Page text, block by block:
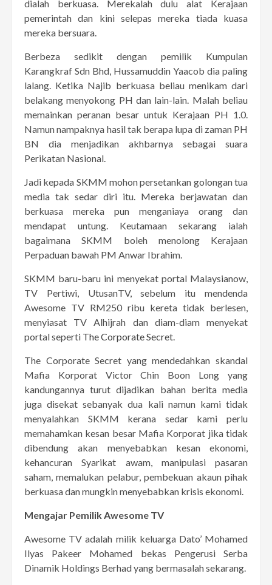
dialah berkuasa. Merekalah dulu alat Kerajaan
pemerintah dan kini selepas mereka tiada kuasa
mereka bersuara.
Berbeza sedikit dengan pemilik Kumpulan
Karangkraf Sdn Bhd, Hussamuddin Yaacob dia paling
lalang. Ketika Najib berkuasa beliau menikam dari
belakang menyokong PH dan lain-lain. Malah beliau
memainkan peranan besar untuk Kerajaan PH 1.0.
Namun nampaknya hasil tak berapa lupa di zaman PH
BN dia menjadikan akhbarnya sebagai suara
Perikatan Nasional.
Jadi kepada SKMM mohon persetankan golongan tua
media tak sedar diri itu. Mereka berjawatan dan
berkuasa mereka pun menganiaya orang dan
mendapat untung. Keutamaan sekarang ialah
bagaimana SKMM boleh menolong Kerajaan
Perpaduan bawah PM Anwar Ibrahim.
SKMM baru-baru ini menyekat portal Malaysianow,
TV Pertiwi, UtusanTV, sebelum itu mendenda
Awesome TV RM250 ribu kereta tidak berlesen,
menyiasat TV Alhijrah dan diam-diam menyekat
portal seperti The Corporate Secret
The Corporate Secret yang mendedahkan skandal
Mafia Korporat Victor Chin Boon Long yang
kandungannya turut dijadikan bahan berita media
juga disekat sebanyak dua kali namun kami tidak
menyalahkan SKMM kerana sedar kami perlu
memahamkan kesan besar Mafia Korporat jika tidak
dibendung akan menyebabkan kesan ekonomi,
kehancuran Syarikat awam, manipulasi pasaran
saham, memalukan pelabur, pembekuan akaun pihak
berkuasa dan mungkin menyebabkan krisis ekonomi.
Mengajar Pemilik Awesome TV
Awesome TV adalah milik keluarga Dato’ Mohamed
Ilyas Pakeer Mohamed bekas Pengerusi Serba
Dinamik Holdings Berhad yang bermasalah sekarang.